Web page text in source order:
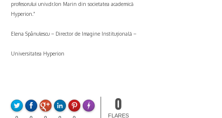
profesorului univ.dr.Ion Marin din societatea academică
Hyperion.”
Elena Spânulescu – Director de Imagine Instituțională –
Universitatea Hyperion
Made with FLARE
0
FLARES